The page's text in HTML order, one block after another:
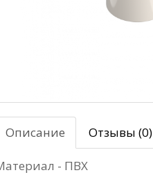
Описание Отзывы (0)
- ПВХ